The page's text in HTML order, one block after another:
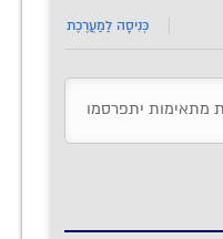
כְּנִיסָה לַמַעֲרֶכֶת